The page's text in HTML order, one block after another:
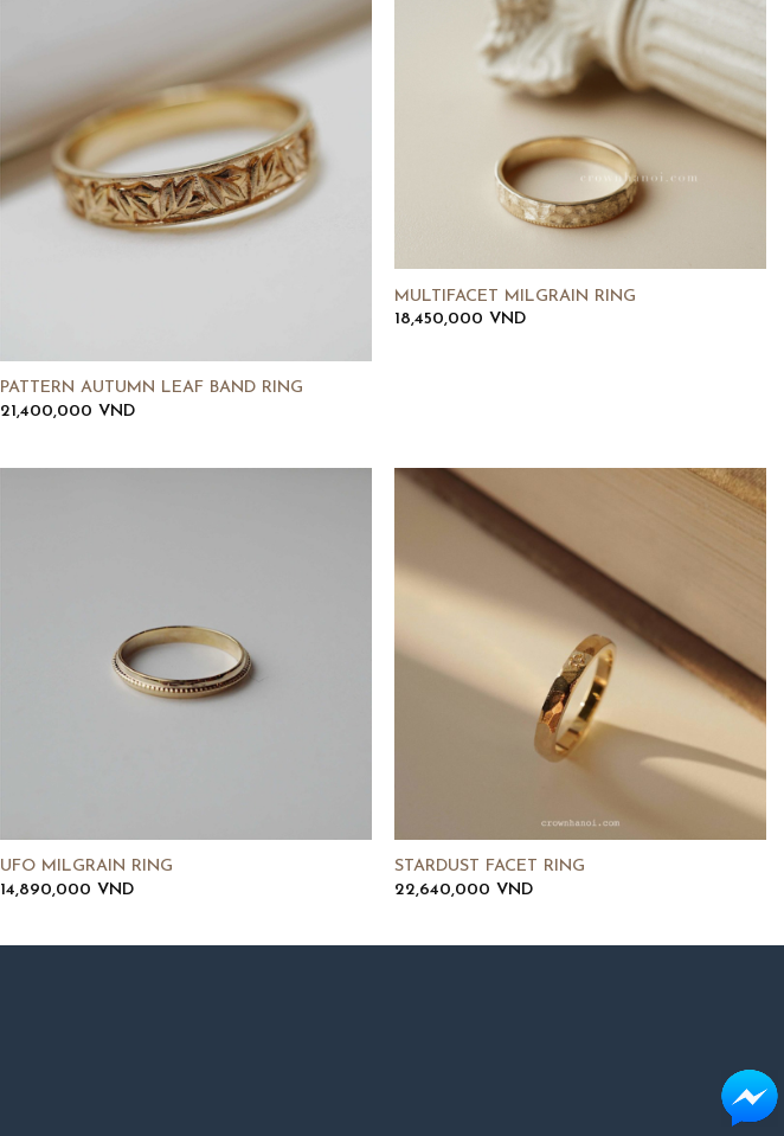
PATTERN AUTUMN LEAF BAND RING
21,400,000 VND
MULTIFACET MILGRAIN RING
18,450,000 VND
UFO MILGRAIN RING
14,890,000 VND
STARDUST FACET RING
22,640,000VND